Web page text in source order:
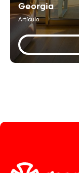
Georgia
Artículo